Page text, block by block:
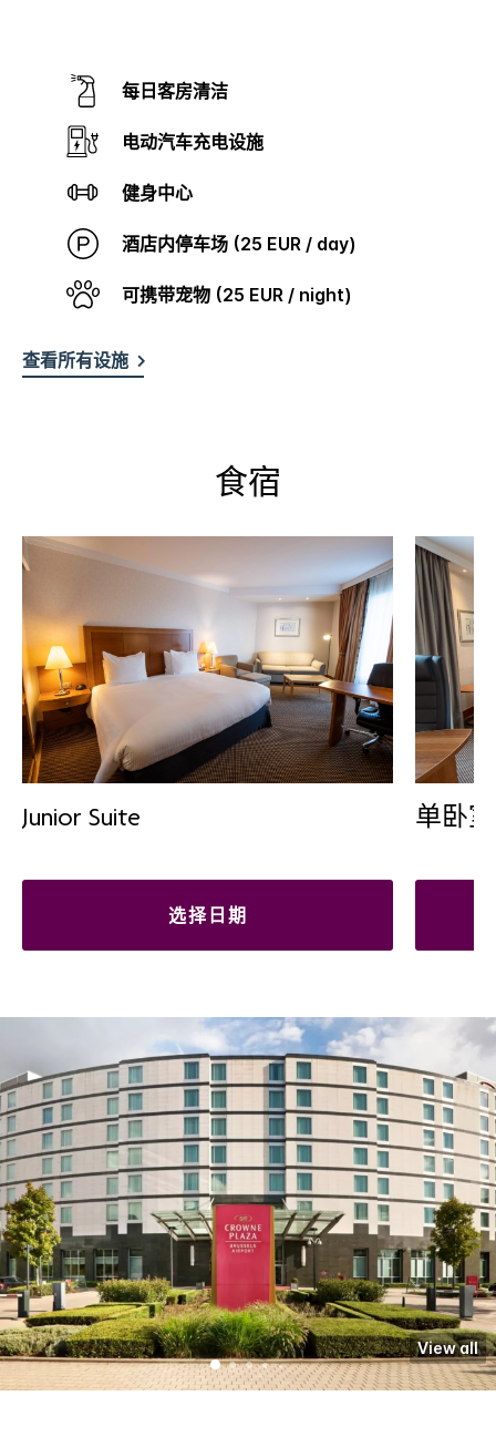
每日客房清洁
电动汽车充电设施
健身中心
酒店内停车场 (25 EUR / day)
可携带宠物 (25 EUR / night)
查看所有设施
食宿
Junior Suite
选择日期
单卧
View all